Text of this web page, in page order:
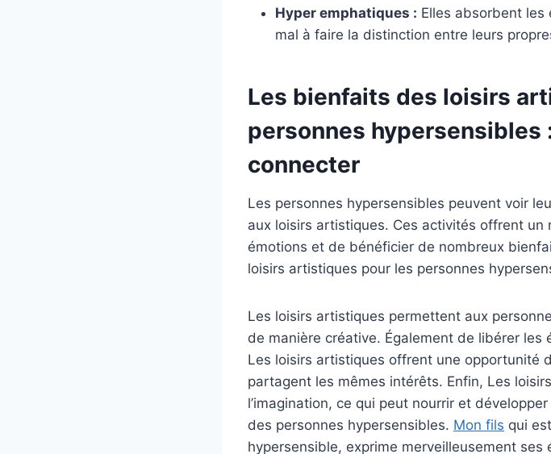
Hyper emphatiques : Elles absorbent
mal à faire la distinction entre leurs
Les bienfaits des loisirs
personnes hypersensibles
connecter
Les personnes hypersensibles peuvent voir
aux loisirs artistiques. Ces activités offrent un
émotions et de bénéficier de nombreux
loisirs artistiques pour les personnes
Les loisirs artistiques permettent aux
de manière créative. Également de libérer
Les loisirs artistiques offrent une opportunité
partagent les mêmes intérêts. Enfin, Les
l’imagination, ce qui peut nourrir et
des personnes hypersensibles. Mon fils qui
hypersensible, exprime merveilleusement